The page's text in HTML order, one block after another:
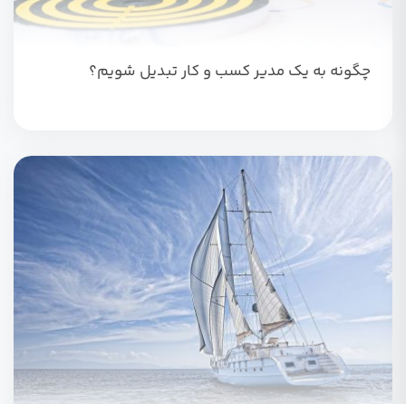
چگونه به یک مدیر کسب و کار تبدیل شویم؟